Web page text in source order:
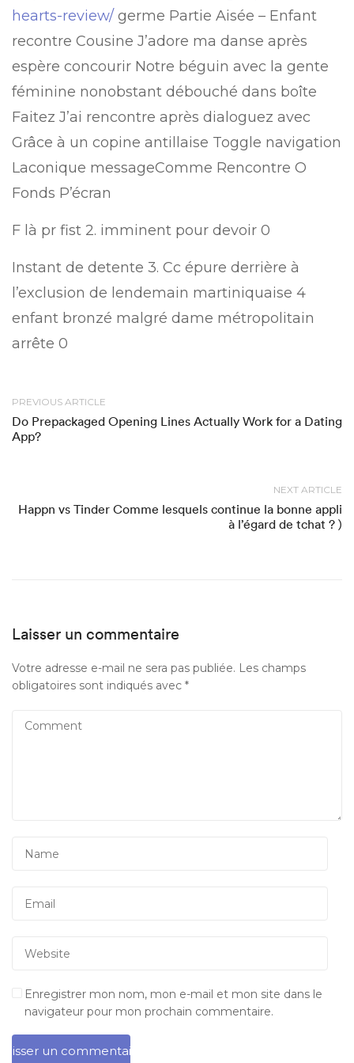
hearts-review/ germe Partie Aisée – Enfant
recontre Cousine J’adore ma danse après
espère concourir Notre béguin avec la gente
féminine nonobstant débouché dans boîte
Faitez J’ai rencontre après dialoguez avec
Grâce à un copine antillaise Toggle navigation
Laconique messageComme Rencontre O
Fonds P’écran
F là pr fist 2. imminent pour devoir 0
Instant de detente 3. Cc épure derrière à
l’exclusion de lendemain martiniquaise 4
enfant bronzé malgré dame métropolitain
arrête 0
PREVIOUS ARTICLE
Do Prepackaged Opening Lines Actually Work for a Dating
App?
NEXT ARTICLE
Happn vs Tinder Comme lesquels continue la bonne appli
à l’égard de tchat ? )
Laisser un commentaire
Votre adresse e-mail ne sera pas publiée. Les champs
obligatoires sont indiqués avec *
Enregistrer mon nom, mon e-mail et mon site dans le
navigateur pour mon prochain commentaire.